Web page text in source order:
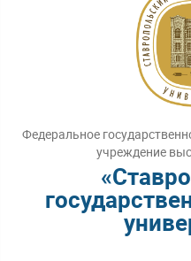
Федеральное
учреждение